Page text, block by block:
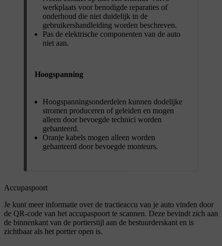
werkplaats voor benodigde reparaties of
onderhoud die niet duidelijk in de
gebruikershandleiding worden beschreven.
Pas de elektrische componenten van de auto
niet aan.
Hoogspanning
Hoogspanningsonderdelen kunnen dodelijke
stromen produceren of geleiden en mogen
alleen door bevoegde technici worden
gehanteerd.
Oranje kabels mogen alleen worden
gehanteerd door bevoegde monteurs.
Accupaspoort
Je kunt meer informatie over de tractieaccu van je auto vinden door
de QR-code van het accupaspoort te scannen. Deze bevindt zich aan
de binnenkant van de portierstijl aan de bestuurderskant en is
zichtbaar als het portier open is.